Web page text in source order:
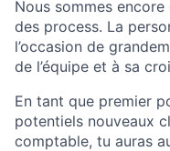
Nous sommes
des process. La
l’occasion de
de l’équipe et à sa
En tant que premier
potentiels nouveaux
comptable, tu auras